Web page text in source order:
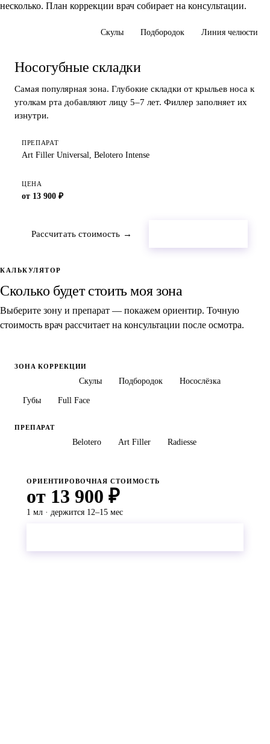
несколько. План коррекции врач собирает на консультации.
Скулы Подбородок Линия челюсти
Носогубные складки
Самая популярная зона. Глубокие складки от крыльев носа к
уголкам рта добавляют лицу 5–7 лет. Филлер заполняет их
изнутри.
ПРЕПАРАТ
Art Filler Universal, Belotero Intense
ЦЕНА
от 13 900 ₽
Рассчитать стоимость →
КАЛЬКУЛЯТОР
Сколько будет стоить моя зона
Выберите зону и препарат — покажем ориентир. Точную
стоимость врач рассчитает на консультации после осмотра.
ЗОНА КОРРЕКЦИИ
Скулы Подбородок Носослёзка
Губы Full Face
ПРЕПАРАТ
Belotero Art Filler Radiesse
ОРИЕНТИРОВОЧНАЯ СТОИМОСТЬ
от 13 900 ₽
1 мл · держится 12–15 мес